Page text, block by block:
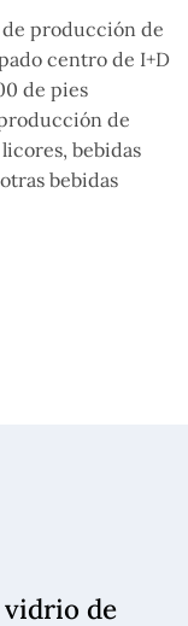
producción de
centro de I+D
de pies
de
bebidas
bebidas
vidrio de